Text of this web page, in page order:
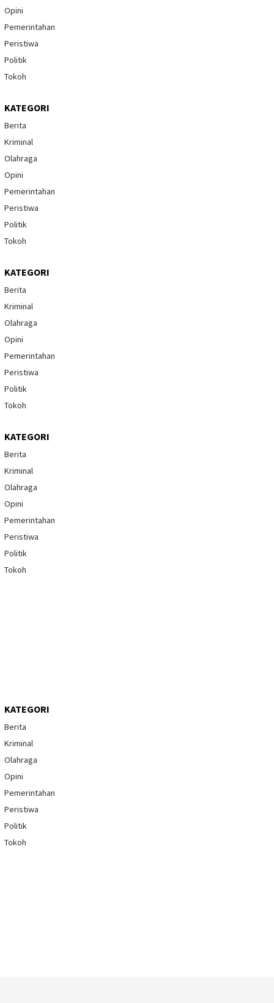
Opini
Pemerintahan
Peristiwa
Politik
Tokoh
KATEGORI
Berita
Kriminal
Olahraga
Opini
Pemerintahan
Peristiwa
Politik
Tokoh
KATEGORI
Berita
Kriminal
Olahraga
Opini
Pemerintahan
Peristiwa
Politik
Tokoh
KATEGORI
Berita
Kriminal
Olahraga
Opini
Pemerintahan
Peristiwa
Politik
Tokoh
KATEGORI
Berita
Kriminal
Olahraga
Opini
Pemerintahan
Peristiwa
Politik
Tokoh